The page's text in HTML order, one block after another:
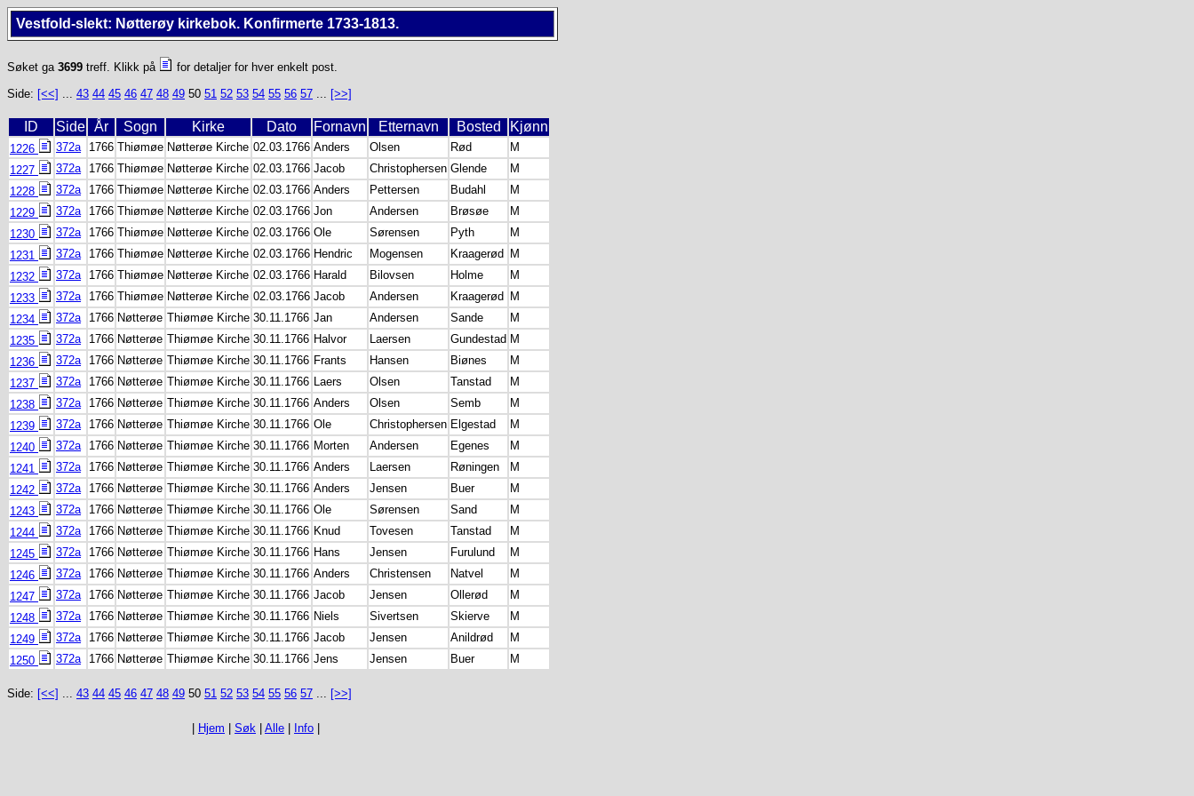
Vestfold-slekt: Nøtterøy kirkebok. Konfirmerte 1733-1813.
Søket ga 3699 treff. Klikk på
for detaljer for hver enkelt post.
Side: [<<] ... 43 44 45 46 47 48 49 50 51 52 53 54 55 56 57 ... [>>]
ID Side År Sogn Kirke Dato Fornavn Etternavn Bosted Kjønn
1226 372a 1766 Thiømøe Nøtterøe Kirche 02.03.1766 Anders Olsen Rød
M
1227
372a 1766 Thiømøe Nøtterøe Kirche 02.03.1766 Jacob Christophersen Glende
M
1228
372a 1766 Thiømøe Nøtterøe Kirche 02.03.1766 Anders Pettersen Budahl
M
1229
372a 1766 Thiømøe Nøtterøe Kirche 02.03.1766 Jon Andersen Brøsøe
M
1230
372a 1766 Thiømøe Nøtterøe Kirche 02.03.1766 Ole Sørensen Pyth
M
1231
372a 1766 Thiømøe Nøtterøe Kirche 02.03.1766 Hendric Mogensen Kraagerød
M
1232
372a 1766 Thiømøe Nøtterøe Kirche 02.03.1766 Harald Bilovsen Holme
M
1233
372a 1766 Thiømøe Nøtterøe Kirche 02.03.1766 Jacob Andersen Kraagerød
M
1234
372a 1766 Nøtterøe Thiømøe Kirche 30.11.1766 Jan Andersen Sande
M
1235
372a 1766 Nøtterøe Thiømøe Kirche 30.11.1766 Halvor Laersen Gundestad M
1236
372a 1766 Nøtterøe Thiømøe Kirche 30.11.1766 Frants Hansen Biønes
M
1237
372a 1766 Nøtterøe Thiømøe Kirche 30.11.1766 Laers Olsen Tanstad
M
1238
372a 1766 Nøtterøe Thiømøe Kirche 30.11.1766 Anders Olsen Semb
M
1239
372a 1766 Nøtterøe Thiømøe Kirche 30.11.1766 Ole Christophersen Elgestad
M
1240
372a 1766 Nøtterøe Thiømøe Kirche 30.11.1766 Morten Andersen Egenes
M
1241
372a 1766 Nøtterøe Thiømøe Kirche 30.11.1766 Anders Laersen Røningen
M
1242
372a 1766 Nøtterøe Thiømøe Kirche 30.11.1766 Anders Jensen Buer
M
1243
372a 1766 Nøtterøe Thiømøe Kirche 30.11.1766 Ole Sørensen Sand
M
1244
372a 1766 Nøtterøe Thiømøe Kirche 30.11.1766 Knud Tovesen Tanstad
M
1245
372a 1766 Nøtterøe Thiømøe Kirche 30.11.1766 Hans Jensen Furulund
M
1246
372a 1766 Nøtterøe Thiømøe Kirche 30.11.1766 Anders Christensen Natvel
M
1247
372a 1766 Nøtterøe Thiømøe Kirche 30.11.1766 Jacob Jensen Ollerød
M
1248
372a 1766 Nøtterøe Thiømøe Kirche 30.11.1766 Niels Sivertsen Skierve
M
1249
372a 1766 Nøtterøe Thiømøe Kirche 30.11.1766 Jacob Jensen Anildrød
M
1250
372a 1766 Nøtterøe Thiømøe Kirche 30.11.1766 Jens Jensen Buer M
Side: [<<] ... 43 44 45 46 47 48 49 50 51 52 53 54 55 56 57 ... [>>]
Hjem Søk Alle Info